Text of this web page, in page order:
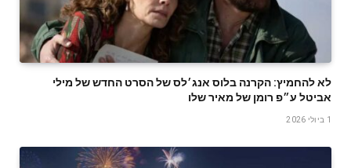
לא להחמיץ: הקרנה בלוס אנג׳לס של הסרט החדש של מילי
אביטל ע״פ רומן של מאיר שלו
1 ביולי 2026